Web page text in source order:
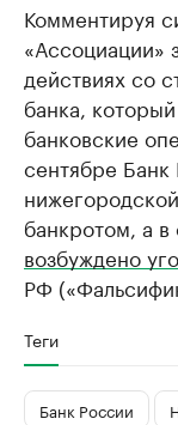
Комментируя
«Ассоциации»
действиях со
банка,
банковские
сентябре
банкротом, а
возбуждено
РФ
Теги
Банк России